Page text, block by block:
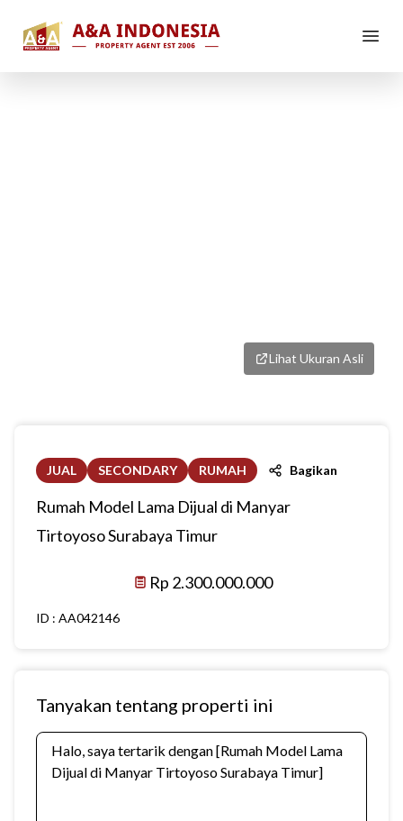
Lihat Ukuran Asli
JUAL SECONDARY RUMAH Bagikan
Rumah Model Lama Dijual di Manyar
Tirtoyoso Surabaya Timur
Rp 2.300.000.000
ID : AA042146
Tanyakan tentang properti ini